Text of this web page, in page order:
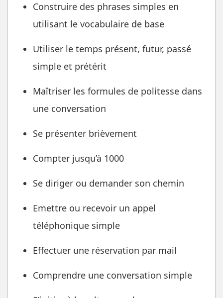
Construire des phrases simples en
utilisant le vocabulaire de base
Utiliser le temps présent, futur, passé
simple et prétérit
Maîtriser les formules de politesse dans
une conversation
Se présenter brièvement
Compter jusqu’à 1000
Se diriger ou demander son chemin
Emettre ou recevoir un appel
téléphonique simple
Effectuer une réservation par mail
Comprendre une conversation simple